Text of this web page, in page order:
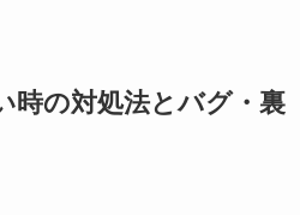
時の対処法とバグ・裏